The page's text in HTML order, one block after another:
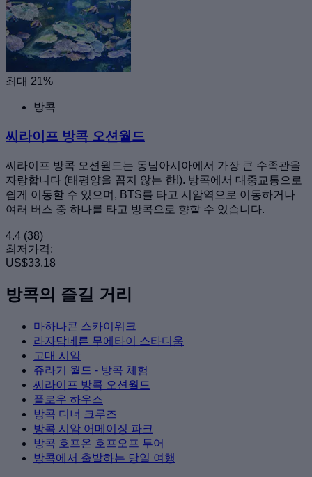
최대 21%
방콕
씨라이프 방콕 오션월드
씨라이프 방콕 오션월드는 동남아시아에서 가장 큰 수족관을
자랑합니다 (태평양을 꼽지 않는 한!). 방콕에서 대중교통으로
쉽게 이동할 수 있으며, BTS를 타고 시암역으로 이동하거나
여러 버스 중 하나를 타고 방콕으로 향할 수 있습니다.
4.4 (38)
최저가격:
US$33.18
방콕의 즐길 거리
마하나콘 스카이워크
라자담네른 무에타이 스타디움
고대 시암
쥬라기 월드 - 방콕 체험
씨라이프 방콕 오션월드
플로우 하우스
방콕 디너 크루즈
방콕 시암 어메이징 파크
방콕 호프온 호프오프 투어
방콕에서 출발하는 당일 여행